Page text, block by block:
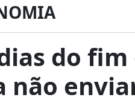
do
não